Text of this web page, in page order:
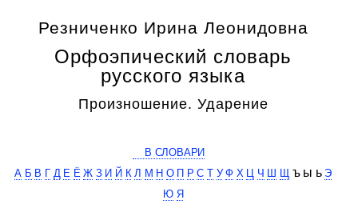
Резниченко Ирина Леонидовна
Орфоэпический словарь
русского языка
Произношение. Ударение
В СЛОВАРИ
А Б В Г Д Е Ё Ж З И Й К Л М Н О П Р С Т У Ф Х Ц Ч Ш Щ ъ ы ь Э
Ю Я